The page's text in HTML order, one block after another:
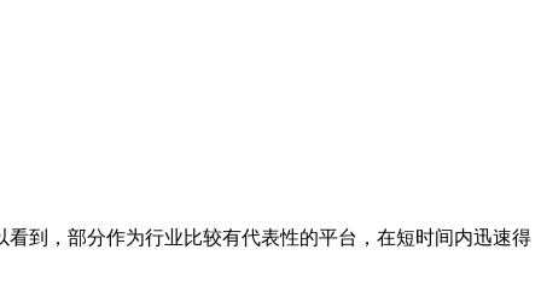
到，部分作为行业比较有代表性的平台，在短时间内迅速得